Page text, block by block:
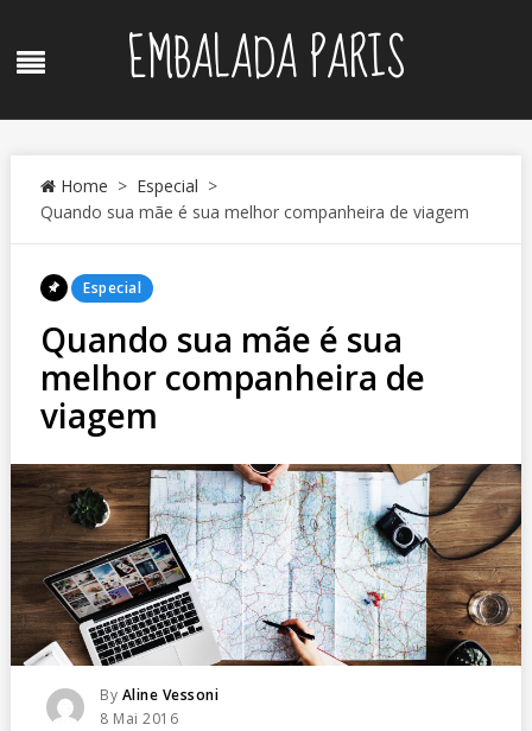
contentMenu EMBALADA PARIS
Home > Especial >
Quando sua mãe é sua melhor companheira de viagem
Posted
Especial
Quando sua mãe é sua
melhor companheira de
viagem
Posted
By Aline Vessoni
Posted
8 Mai 2016